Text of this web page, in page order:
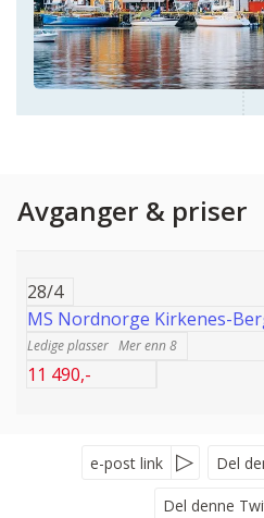
Avganger & priser
28/4
MS Nordnorge Kirkenes-
Mer enn 8
11 490,-
e-post link Del
Del denne